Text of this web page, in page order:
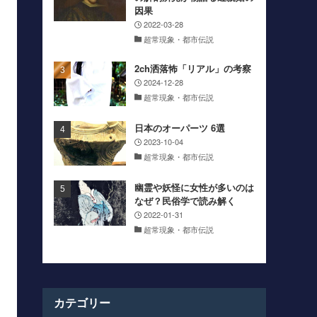
因果
2022-03-28
超常現象・都市伝説
2ch洒落怖「リアル」の考察
2024-12-28
超常現象・都市伝説
日本のオーパーツ 6選
2023-10-04
超常現象・都市伝説
幽霊や妖怪に女性が多いのは
なぜ？民俗学で読み解く
2022-01-31
超常現象・都市伝説
カテゴリー